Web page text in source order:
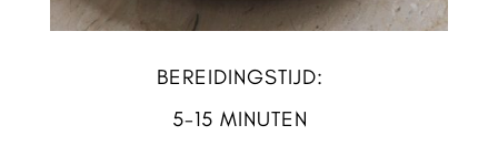
BEREIDINGSTIJD:
5-15 MINUTEN